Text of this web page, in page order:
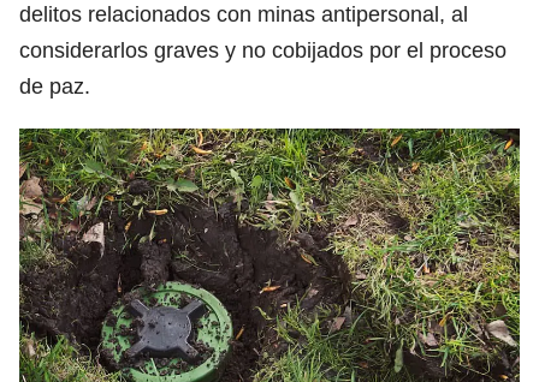
delitos relacionados con minas antipersonal, al
considerarlos graves y no cobijados por el proceso
de paz.